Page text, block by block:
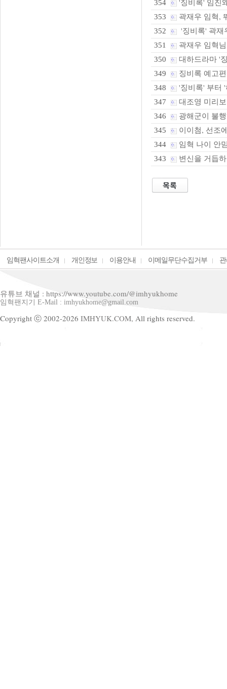
354 '징비록' 임진
353 곽재우 임혁,
352 '징비록' 곽재
351 곽재우 임혁
350 대하드라마 '
349 징비록 예고
348 '징비록' 부터
347 대조영 미리
346 광해군이 불
345 이이첨, 선조
344 임혁 나이 안
343 변신을 거듭
임혁팬사이트소개 개인정보 이용안내 이메일무단수집거부
유튜브 채널 : https://www.youtube.com/@imhyukhome
임혁팬지기 E-Mail : imhyukhome@gmail.com
Copyright ⓒ 2002-2026 IMHYUK.COM, All rights reserved.